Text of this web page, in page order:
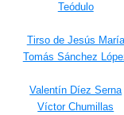
Teódulo
Tirso de Jesús María
Tomás Sánchez
Valentín Díez Serna
Víctor Chumillas